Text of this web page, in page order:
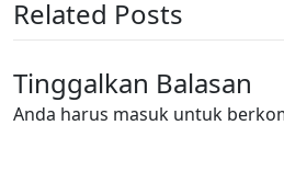
Related Posts
Tinggalkan Balasan
Anda harus masuk untuk